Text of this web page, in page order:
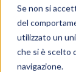
Se non si
del
utilizzato un
che si è scelto
navigazione.